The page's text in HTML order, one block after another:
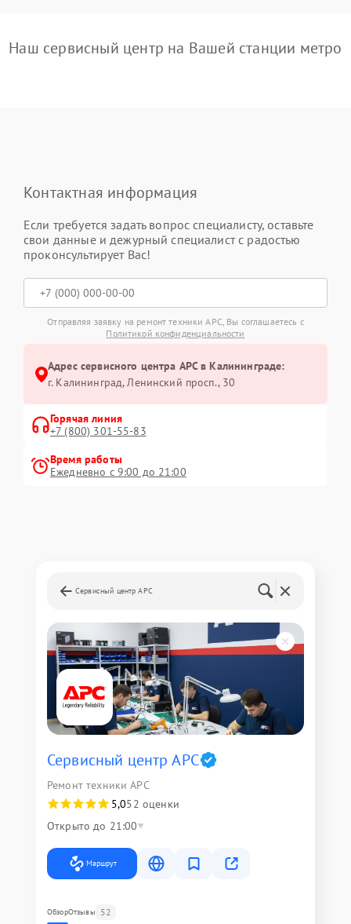
Наш сервисный центр на Вашей станции метро
Контактная информация
Если требуется задать вопрос специалисту, оставьте
свои данные и дежурный специалист с радостью
проконсультирует Вас!
Отправляя заявку на ремонт техники APC, Вы соглашаетесь с
Политикой конфиденциальности
Адрес сервисного центра APC в Калининграде:
г. Калининград, Ленинский просп., 30
Горячая линия
+7 (800) 301-55-83
Время работы
Ежедневно с 9:00 до 21:00
Сервисный центр APC
Сервисный центр APC
Ремонт техники APC
5,052 оценки
Открыто до 21:00
Маршрут
ОбзорОтзывы 52